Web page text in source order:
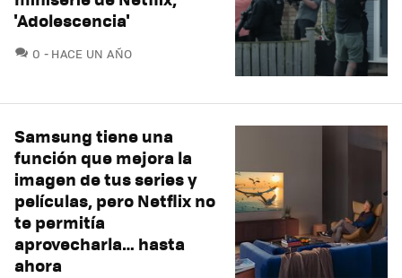
'Adolescencia'
0 COMENTARIOS
HACE UN AÑO
Samsung tiene una
función que mejora la
imagen de tus series y
películas, pero Netflix no
te permitía
aprovecharla… hasta
ahora